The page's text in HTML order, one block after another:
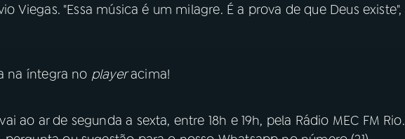
Viegas. "Essa música é um milagre. É a prova de que Deus existe",
na íntegra no playeracima!
ao ar de segunda a sexta, entre 18h e 19h, pela Rádio MEC FM Rio.